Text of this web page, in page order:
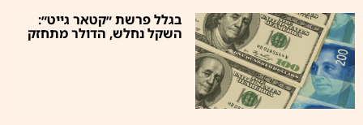
בגלל פרשת ״קטאר גייט״:
השקל נחלש, הדולר מתחזק